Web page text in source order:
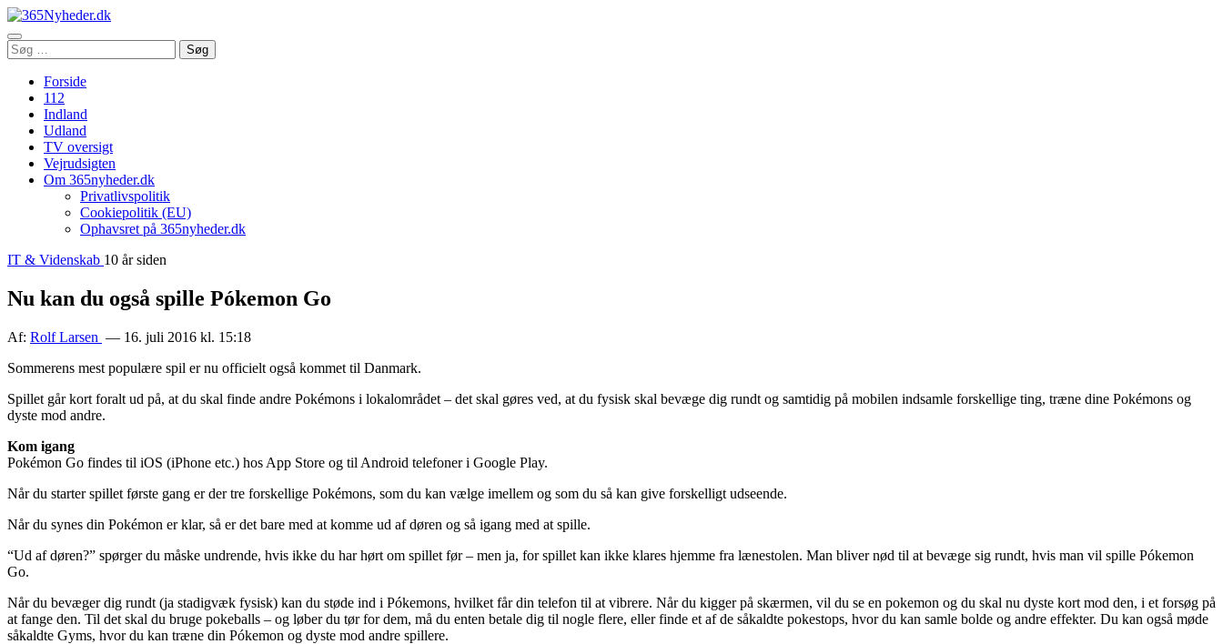
Åbn
menu
Søg
efter:
Søg
Forside
112
Indland
Udland
TV oversigt
Vejrudsigten
Om 365nyheder.dk
Privatlivspolitik
Cookiepolitik (EU)
Ophavsret på 365nyheder.dk
IT & Videnskab 10 år siden
Nu kan du også spille Pókemon Go
Af: Rolf Larsen — 16. juli 2016 kl. 15:18
Sommerens mest populære spil er nu officielt også kommet til Danmark.
Spillet går kort foralt ud på, at du skal finde andre Pokémons i lokalområdet – det skal gøres ved, at du fysisk skal bevæge dig rundt og samtidig på mobilen indsamle forskellige ting, træne dine Pokémons og
dyste mod andre.
Kom igang
Pokémon Go findes til iOS (iPhone etc.) hos App Store og til Android telefoner i Google Play.
Når du starter spillet første gang er der tre forskellige Pokémons, som du kan vælge imellem og som du så kan give forskelligt udseende.
Når du synes din Pokémon er klar, så er det bare med at komme ud af døren og så igang med at spille.
“Ud af døren?” spørger du måske undrende, hvis ikke du har hørt om spillet før – men ja, for spillet kan ikke klares hjemme fra lænestolen. Man bliver nød til at bevæge sig rundt, hvis man vil spille Pókemon
Go.
Når du bevæger dig rundt (ja stadigvæk fysisk) kan du støde ind i Pókemons, hvilket får din telefon til at vibrere. Når du kigger på skærmen, vil du se en pokemon og du skal nu dyste kort mod den, i et forsøg på
at fange den. Til det skal du bruge pokeballs – og løber du tør for dem, må du enten betale dig til nogle flere, eller finde et af de såkaldte pokestops, hvor du kan samle bolde og andre effekter. Du kan også møde
såkaldte Gyms, hvor du kan træne din Pókemon og dyste mod andre spillere.